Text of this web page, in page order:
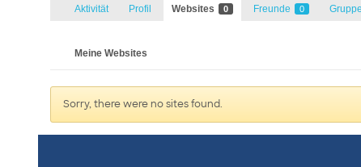
Aktivität Profil Websites 0 Freunde 0
Meine Websites
Sorry, there were no sites found.